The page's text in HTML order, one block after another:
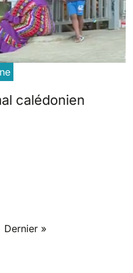
calédonien
Last page
Dernier »